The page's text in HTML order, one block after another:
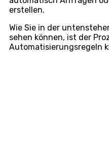
erstellen.
Wie Sie in der
sehen können, ist der
Automatisierungsregeln